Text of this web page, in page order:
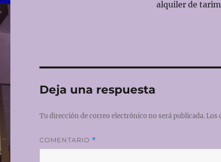
alquiler de
Deja una respuesta
Tu dirección de correo electrónico no será publicada.Los
COMENTARIO *